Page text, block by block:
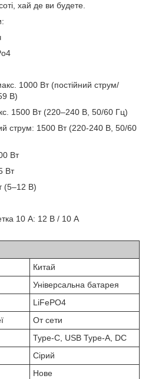
хай де ви будете.
1000 Вт (постійний струм/
В)
1500 Вт (220–240 В, 50/60 Гц)
струм: 1500 Вт (220-240 В, 50/60
Вт
Вт
(5–12 В)
10 А: 12 В / 10 А
Китай
Універсальна батарея
LiFePO4
От сети
Type-C, USB Type-A, DC
Сірий
Нове